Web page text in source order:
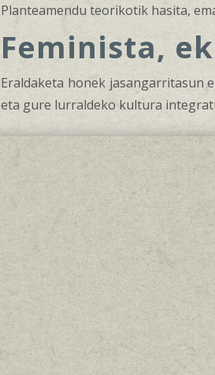
Planteamendu teorikotik hasita,
Feminista,
Eraldaketa honek jasangarritasun
eta gure lurraldeko kultura